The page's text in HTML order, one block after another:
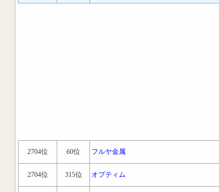
2704位 60位 フルヤ金属
2704位 315位 オプティム